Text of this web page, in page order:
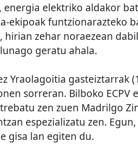
energia elektriko aldakor
ekipoak
hirian zehar noraezean
geratu ahala.
Yraolagoitia gasteiztarrak
sorreran. Bilboko ECPV
zen zuen Madrilgo
espezializatu zen.
gisa lan egiten du.